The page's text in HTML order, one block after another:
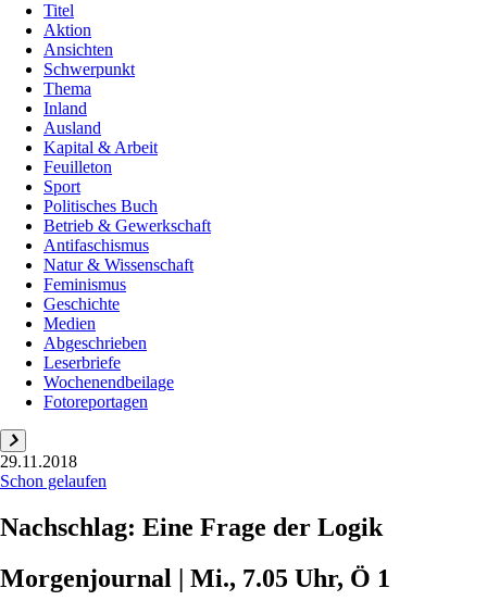
Titel
Aktion
Ansichten
Schwerpunkt
Thema
Inland
Ausland
Kapital & Arbeit
Feuilleton
Sport
Politisches Buch
Betrieb & Gewerkschaft
Antifaschismus
Natur & Wissenschaft
Feminismus
Geschichte
Medien
Abgeschrieben
Leserbriefe
Wochenendbeilage
Fotoreportagen
29.11.2018
Schon gelaufen
Nachschlag: Eine Frage der Logik
Morgenjournal | Mi., 7.05 Uhr, Ö 1